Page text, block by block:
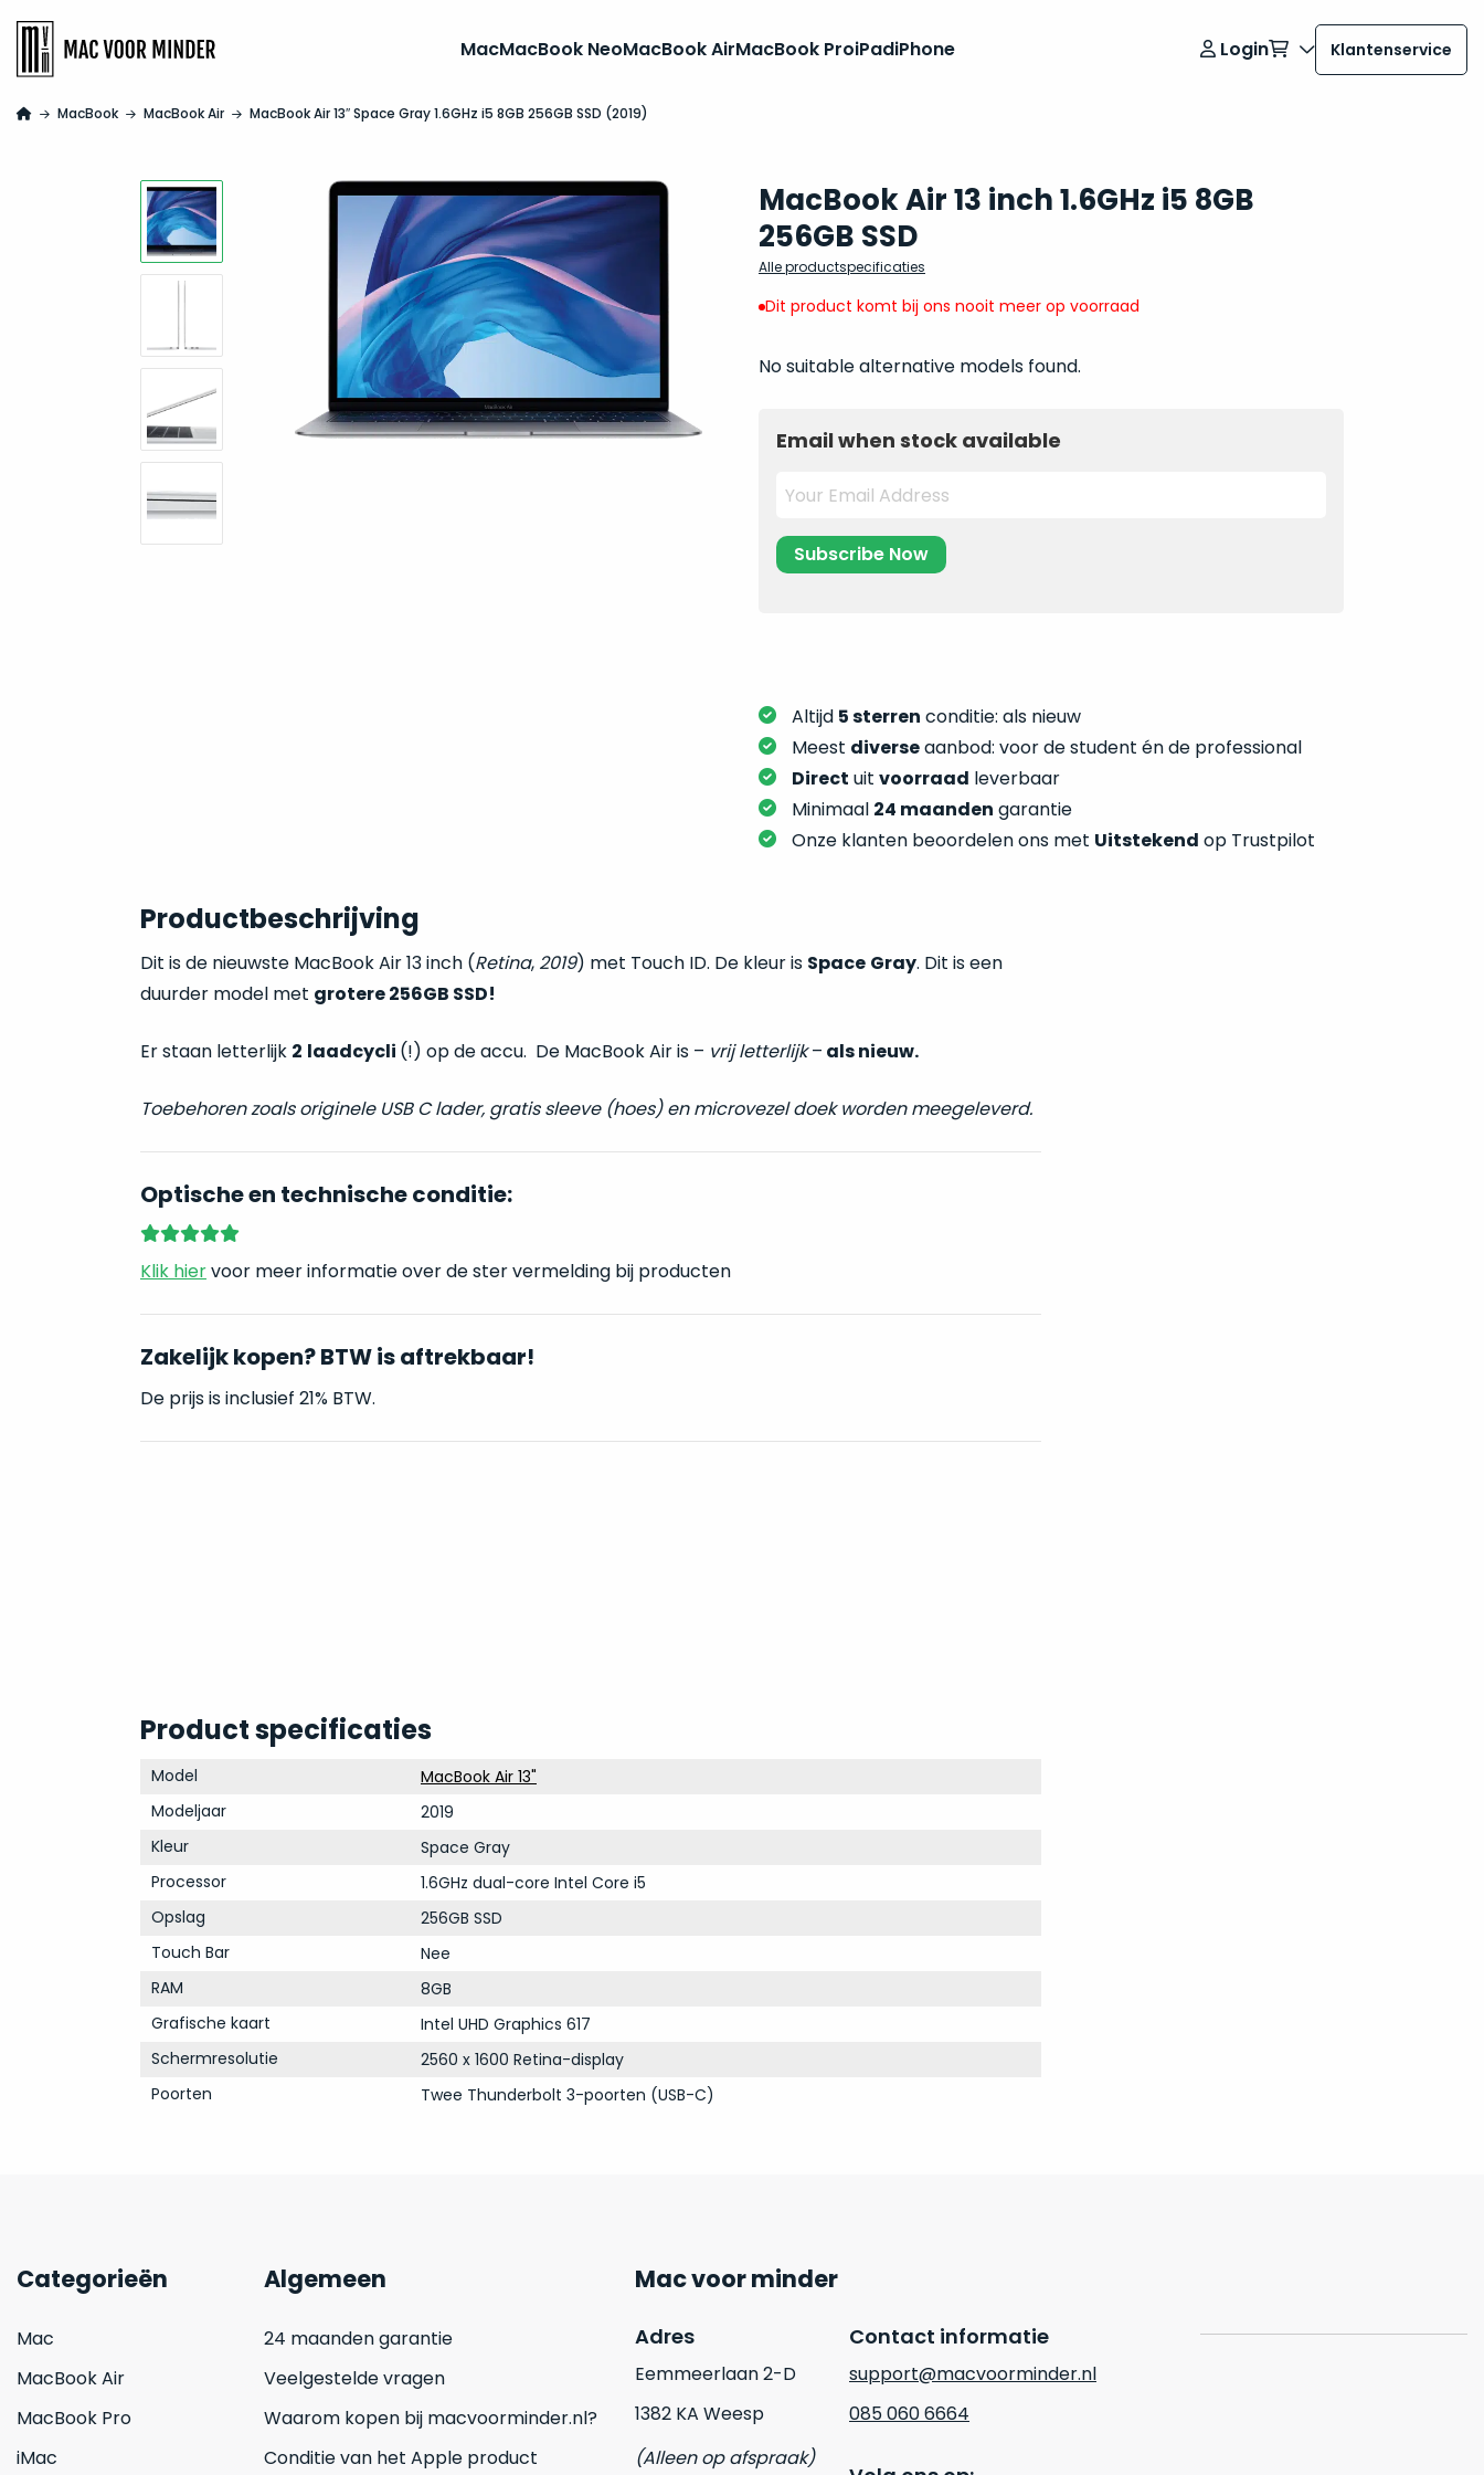
MacMacBook NeoMacBook AirMacBook ProiPadiPhone Login Klantenservice
MacBook MacBook Air MacBook Air 13″ Space Gray 1.6GHz i5 8GB 256GB SSD (2019)
MacBook Air 13 inch 1.6GHz i5 8GB
256GB SSD
Alle productspecificaties
Dit product komt bij ons nooit meer op voorraad
No suitable alternative models found.
Email when stock available
Altijd 5 sterren conditie: als nieuw
Meest diverseaanbod: voor de student én de professional
Direct uit voorraad leverbaar
Minimaal 24 maanden garantie
Onze klanten beoordelen ons met Uitstekend op Trustpilot
Productbeschrijving
Dit is de nieuwste MacBook Air 13 inch (Retina, 2019) met Touch ID. De kleur is Space Gray. Dit is een
duurder model met grotere 256GB SSD!
Er staan letterlijk 2 laadcycli (!) op de accu. De MacBook Air is – vrij letterlijk– als nieuw.
Toebehoren zoals originele USB C lader, gratis sleeve (hoes) en microvezel doek worden meegeleverd.
Optische en technische conditie:
Klik hiervoor meer informatie over de ster vermelding bij producten
Zakelijk kopen? BTW is aftrekbaar!
De prijs is inclusief 21% BTW.
Product specificaties
Model
MacBook Air 13"
Modeljaar
2019
Kleur
Space Gray
Processor
1.6GHz dual-core Intel Core i5
Opslag
256GB SSD
Touch Bar
Nee
RAM
8GB
Grafische kaart
Intel UHD Graphics 617
Schermresolutie
2560 x 1600 Retina-display
Poorten
Twee Thunderbolt 3-poorten (USB-C)
Categorieën
Mac
MacBook Air
MacBook Pro
iMac
Algemeen
24 maanden garantie
Veelgestelde vragen
Waarom kopen bij macvoorminder.nl?
Conditie van het Apple product
Mac voor minder
Adres
Eemmeerlaan 2-D
1382 KA Weesp
(Alleen op afspraak)
Contact informatie
support@macvoorminder.nl
085 060 6664